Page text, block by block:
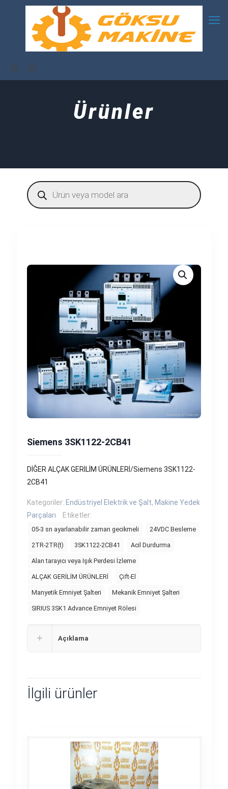
Ürünler
Products
search
Siemens 3SK1122-2CB41
DİĞER ALÇAK GERİLİM ÜRÜNLERİ/Siemens 3SK1122-
2CB41
Kategoriler: Endüstriyel Elektrik ve Şalt, Makine Yedek
Parçaları
Etiketler:
05-3 sn ayarlanabilir zaman gecikmeli 24VDC Besleme
2TR-2TR(t) 3SK1122-2CB41 Acil Durdurma
Alan tarayıcı veya Işık Perdesi İzleme
ALÇAK GERİLİM ÜRÜNLERİ Çift-El
Manyetik Emniyet Şalteri Mekanik Emniyet Şalteri
SIRIUS 3SK1 Advance Emniyet Rölesi
Açıklama
İlgili ürünler